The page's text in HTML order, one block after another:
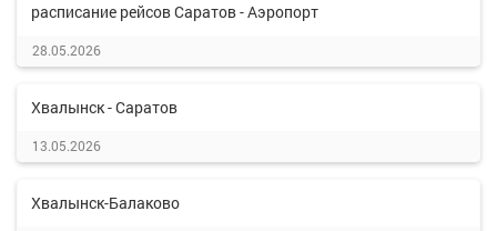
расписание рейсов Саратов - Аэропорт
28.05.2026
Хвалынск - Саратов
13.05.2026
Хвалынск-Балаково